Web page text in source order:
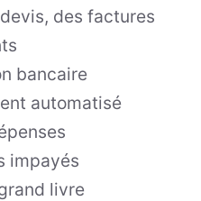
des factures
bancaire
automatisé
impayés
livre